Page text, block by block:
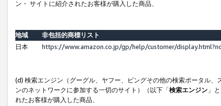
ン・ サイトに紹介されたお客様が購入した商品、
地域
非包括的商標リスト
日本
https://www.amazon.co.jp/gp/help/customer/
(d) 検索エンジン（グーグル、ヤフー、ビングその他の検索ポータル
ンのネットワークに参加する一切のサイト）（以下「検索エンジン 」
れたお客様が購入した商品、